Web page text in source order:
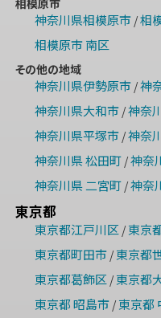
相模原市
神奈川県相模原市/相
相模原市 南区
その他の地域
神奈川県伊勢原市/神
神奈川県大和市/神奈
神奈川県平塚市/神奈
神奈川県 松田町/神奈
神奈川県 二宮町/神奈
東京都
東京都江戸川区/ 東京
東京都町田市/ 東京都
東京都葛飾区/ 東京都
東京都 昭島市/ 東京都